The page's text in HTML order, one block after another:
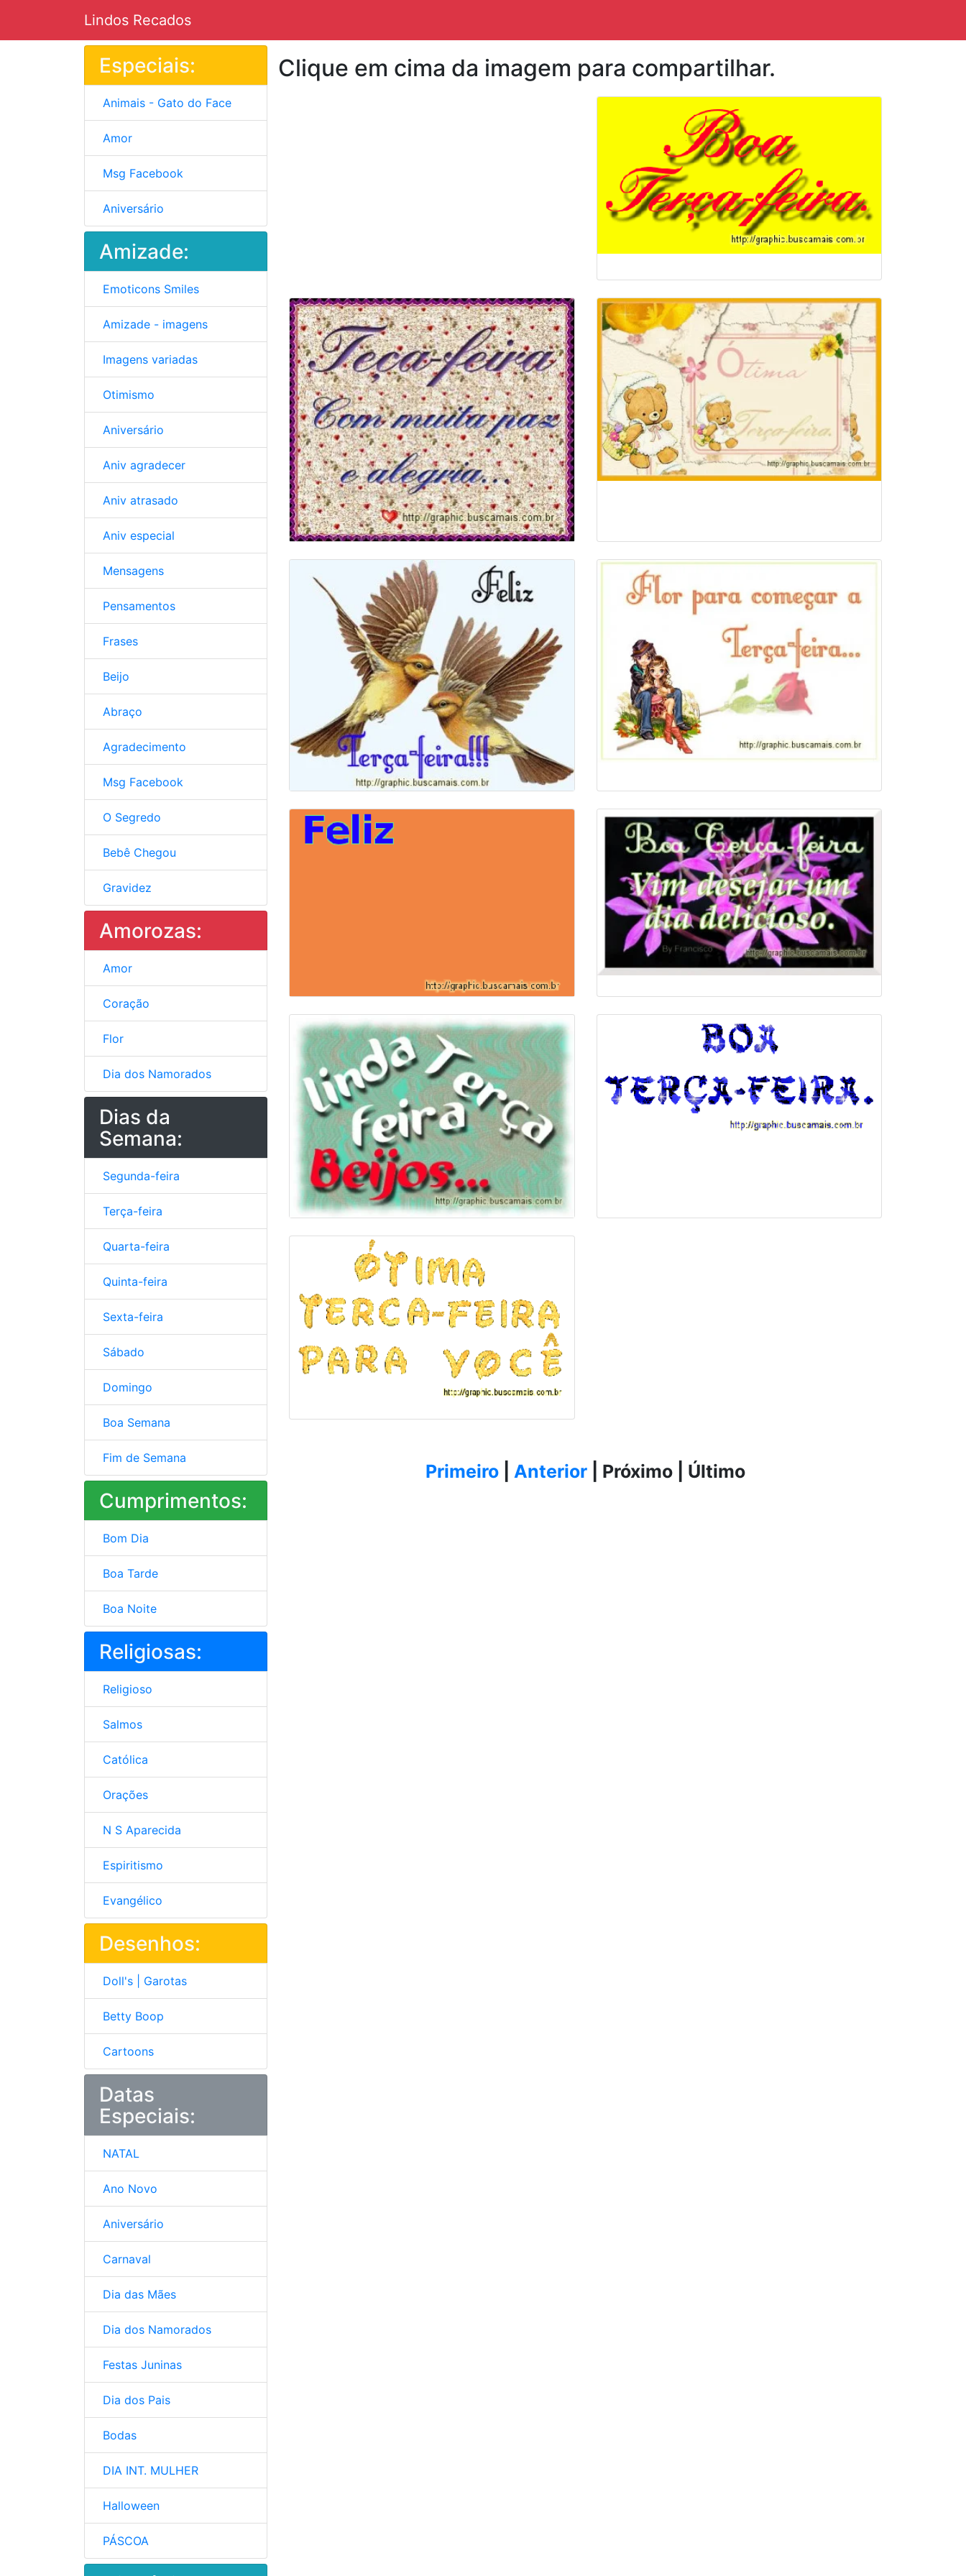
Lindos Recados
Especiais:
Animais - Gato do Face
Amor
Msg Facebook
Aniversário
Amizade:
Emoticons Smiles
Amizade - imagens
Imagens variadas
Otimismo
Aniversário
Aniv agradecer
Aniv atrasado
Aniv especial
Mensagens
Pensamentos
Frases
Beijo
Abraço
Agradecimento
Msg Facebook
O Segredo
Bebê Chegou
Gravidez
Amorozas:
Amor
Coração
Flor
Dia dos Namorados
Dias da
Semana:
Segunda-feira
Terça-feira
Quarta-feira
Quinta-feira
Sexta-feira
Sábado
Domingo
Boa Semana
Fim de Semana
Cumprimentos:
Bom Dia
Boa Tarde
Boa Noite
Religiosas:
Religioso
Salmos
Católica
Orações
N S Aparecida
Espiritismo
Evangélico
Desenhos:
Doll's | Garotas
Betty Boop
Cartoons
Datas
Especiais:
NATAL
Ano Novo
Aniversário
Carnaval
Dia das Mães
Dia dos Namorados
Festas Juninas
Dia dos Pais
Bodas
DIA INT. MULHER
Halloween
PÁSCOA
Clique em cima da imagem para compartilhar.
Primeiro Anterior Próximo Último